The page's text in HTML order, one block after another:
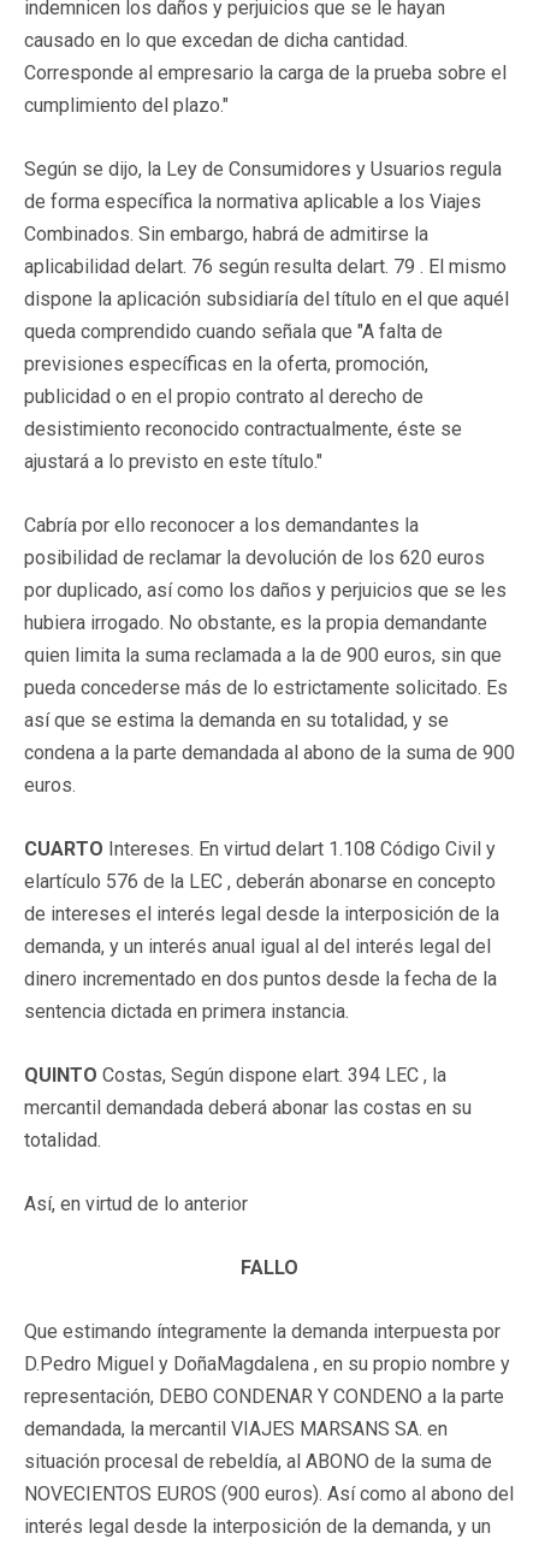
indemnicen los daños y perjuicios que se le hayan
causado en lo que excedan de dicha cantidad.
Corresponde al empresario la carga de la prueba sobre el
cumplimiento del plazo."
Según se dijo, la Ley de Consumidores y Usuarios regula
de forma específica la normativa aplicable a los Viajes
Combinados. Sin embargo, habrá de admitirse la
aplicabilidad delart. 76 según resulta delart. 79 . El mismo
dispone la aplicación subsidiaría del título en el que aquél
queda comprendido cuando señala que "A falta de
previsiones específicas en la oferta, promoción,
publicidad o en el propio contrato al derecho de
desistimiento reconocido contractualmente, éste se
ajustará a lo previsto en este título."
Cabría por ello reconocer a los demandantes la
posibilidad de reclamar la devolución de los 620 euros
por duplicado, así como los daños y perjuicios que se les
hubiera irrogado. No obstante, es la propia demandante
quien limita la suma reclamada a la de 900 euros, sin que
pueda concederse más de lo estrictamente solicitado. Es
así que se estima la demanda en su totalidad, y se
condena a la parte demandada al abono de la suma de 900
euros.
CUARTO Intereses. En virtud delart 1.108 Código Civil y
elartículo 576 de la LEC , deberán abonarse en concepto
de intereses el interés legal desde la interposición de la
demanda, y un interés anual igual al del interés legal del
dinero incrementado en dos puntos desde la fecha de la
sentencia dictada en primera instancia.
QUINTO Costas, Según dispone elart. 394 LEC , la
mercantil demandada deberá abonar las costas en su
totalidad.
Así, en virtud de lo anterior
FALLO
Que estimando íntegramente la demanda interpuesta por
D.Pedro Miguel y DoñaMagdalena , en su propio nombre y
representación, DEBO CONDENAR Y CONDENO a la parte
demandada, la mercantil VIAJES MARSANS SA. en
situación procesal de rebeldía, al ABONO de la suma de
NOVECIENTOS EUROS (900 euros). Así como al abono del
interés legal desde la interposición de la demanda, y un